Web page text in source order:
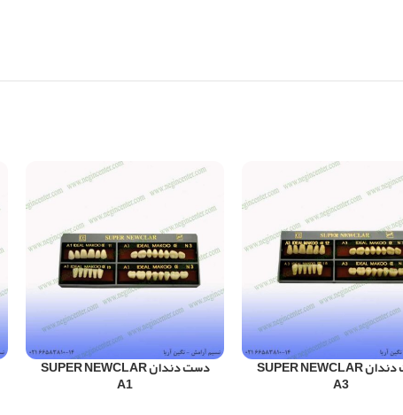
دست دندان SUPER NEWCLAR
A3
دست دندان SUPER NEWCLAR
A1